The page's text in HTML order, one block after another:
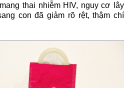
thai nhiễm HIV, nguy cơ lây
con đã giảm rõ rệt, thậm chí